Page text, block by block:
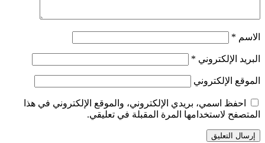
الاسم *
البريد الإلكتروني *
الموقع الإلكتروني
احفظ اسمي، بريدي الإلكتروني، والموقع الإلكتروني في هذا
المتصفح لاستخدامها المرة المقبلة في تعليقي.